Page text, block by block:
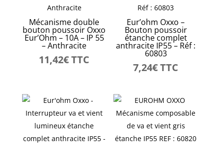
Mécanisme double
bouton poussoir Oxxo
Eur’Ohm – 10A – IP 55
– Anthracite
11,42€TTC
Eur’ohm Oxxo –
Bouton poussoir
étanche complet
anthracite IP55 – Réf :
60803
7,24€TTC